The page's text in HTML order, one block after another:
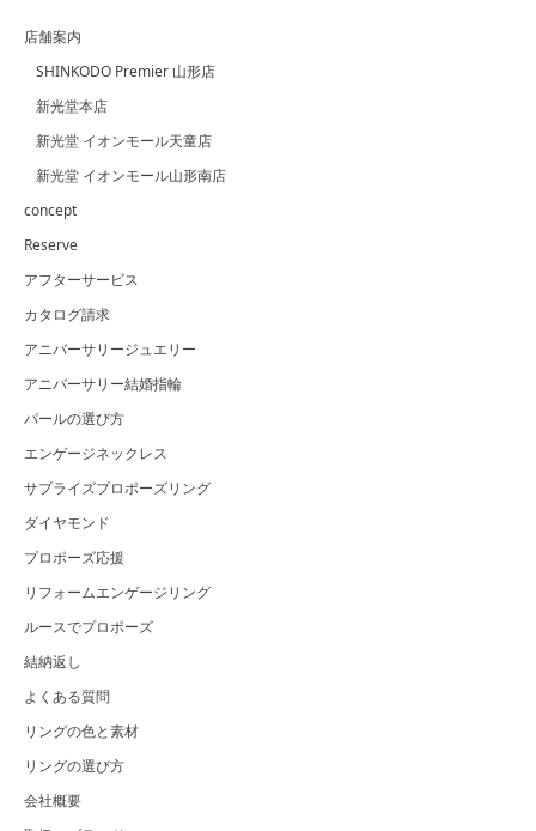
店舗案内
SHINKODO Premier 山形店
新光堂本店
新光堂 イオンモール天童店
新光堂 イオンモール山形南店
concept
Reserve
アフターサービス
カタログ請求
アニバーサリージュエリー
アニバーサリー結婚指輪
パールの選び方
エンゲージネックレス
サプライズプロポーズリング
ダイヤモンド
プロポーズ応援
リフォームエンゲージリング
ルースでプロポーズ
結納返し
よくある質問
リングの色と素材
リングの選び方
会社概要